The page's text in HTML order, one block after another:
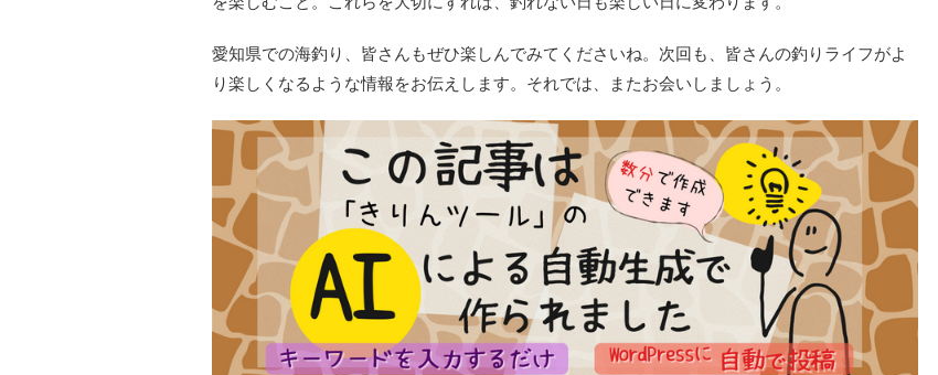
愛知県での海釣り、皆さんもぜひ楽しんでみてくださいね。次回も、皆さんの釣りライフがよ
り楽しくなるような情報をお伝えします。それでは、またお会いしましょう。